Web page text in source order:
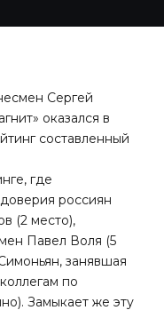
Сергей
оказался в
составленный
где
россиян
(2 место),
Павел Воля (5
занявшая
по
Замыкает же эту